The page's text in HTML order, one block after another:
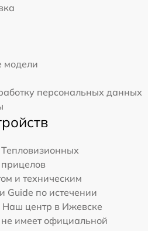
модели
персональных данных
Тепловизионных
прицелов
и техническим
Guide по истечении
Наш центр в Ижевске
имеет официальной